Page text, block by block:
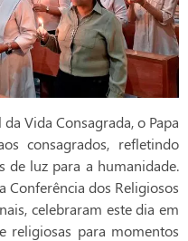
Vida Consagrada, o Papa
consagrados, refletindo
de luz para a humanidade.
Conferência dos Religiosos
celebraram este dia em
religiosas para momentos